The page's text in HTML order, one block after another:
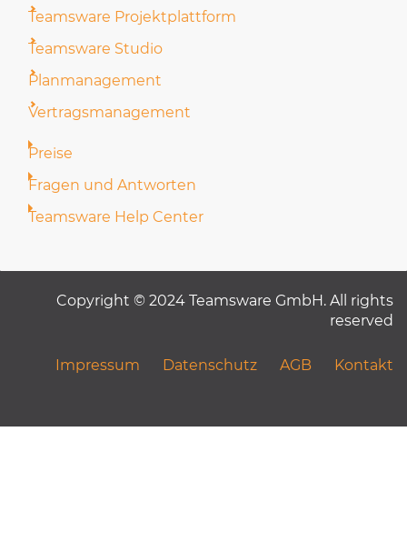
Teamsware Projektplattform
Teamsware Studio
Planmanagement
Vertragsmanagement
Preise
Fragen und Antworten
Teamsware Help Center
Copyright © 2024 Teamsware GmbH. All rights
reserved
Impressum Datenschutz AGB Kontakt